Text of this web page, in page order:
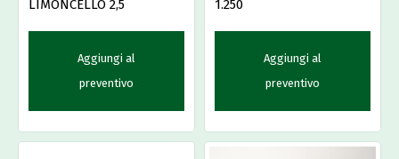
LIMONCELLO 2,5
Aggiungi al
preventivo
1.250
Aggiungi al
preventivo